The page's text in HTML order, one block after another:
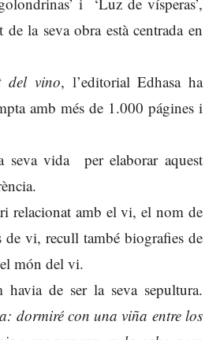
la seva obra està centrada en
del vino, l’editorial Edhasa ha
amb més de 1.000 págines i
seva vida per elaborar aquest
relacionat amb el vi, el nom de
de vi, recull també biografies de
món del vi.
de ser la seva sepultura.
dormiré con una viña entre los